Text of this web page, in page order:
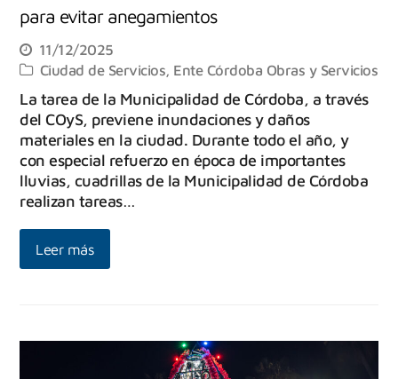
para evitar anegamientos
11/12/2025
Ciudad de Servicios Ente Córdoba Obras y Servicios
La tarea de la Municipalidad de Córdoba, a través
del COyS, previene inundaciones y daños
materiales en la ciudad. Durante todo el año, y
con especial refuerzo en época de importantes
lluvias, cuadrillas de la Municipalidad de Córdoba
realizan tareas…
Leer más